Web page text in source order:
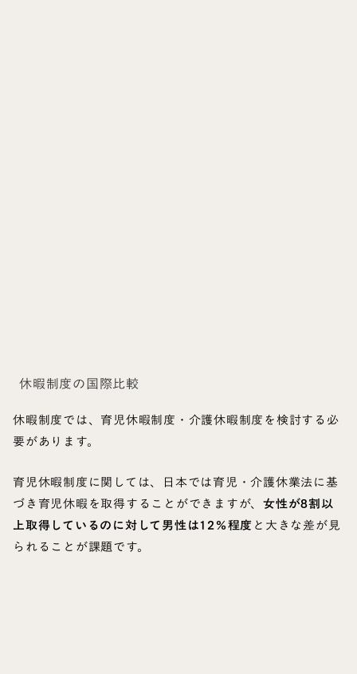
休暇制度の国際比較
休暇制度では、育児休暇制度・介護休暇制度を検討する必
要があります。
育児休暇制度に関しては、日本では育児・介護休業法に基
づき育児休暇を取得することができますが、 女性が8割以
上取得しているのに対して男性は12％程度と大きな差が見
られることが課題です。